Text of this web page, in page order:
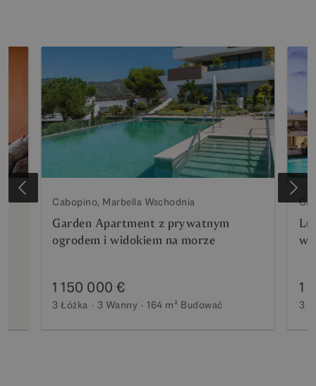
Cabopino, Marbella Wschodnia
Garden Apartment z prywatnym
ogrodem i widokiem na morze
1 150 000 €
3 Łóżka 3 Wanny 164 m² Budować
w
1
3